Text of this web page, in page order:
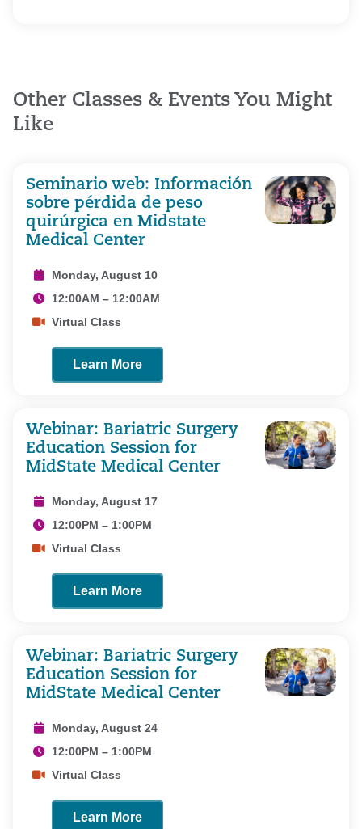
Other Classes & Events You Might
Like
Seminario web: Información
sobre pérdida de peso
quirúrgica en Midstate
Medical Center
Monday, August 10
12:00AM – 12:00AM
Virtual Class
Learn More
Webinar: Bariatric Surgery
Education Session for
MidState Medical Center
Monday, August 17
12:00PM – 1:00PM
Virtual Class
Learn More
Webinar: Bariatric Surgery
Education Session for
MidState Medical Center
Monday, August 24
12:00PM – 1:00PM
Virtual Class
Learn More